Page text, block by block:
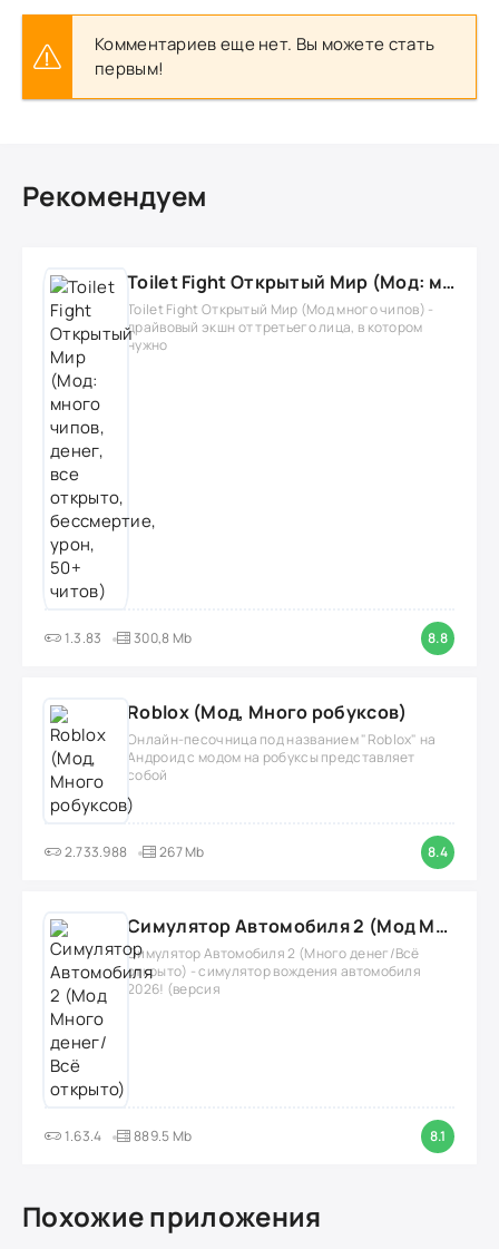
Комментариев еще нет. Вы можете стать
первым!
Рекомендуем
Toilet Fight Открытый Мир (Мод: много чипов, денег, все открыто, бессмертие, урон, 50+ читов)
Toilet Fight Открытый Мир (Мод много чипов) -
драйвовый экшн от третьего лица, в котором
нужно
1.3.83 300,8 Mb 8.8
Roblox (Мод, Много робуксов)
Онлайн-песочница под названием "Roblox" на
Андроид с модом на робуксы представляет
собой
2.733.988 267 Mb 8.4
Симулятор Автомобиля 2 (Мод Много денег/Всё открыто)
Симулятор Автомобиля 2 (Много денег/Всё
открыто) - симулятор вождения автомобиля
2026! (версия
1.63.4 889.5 Mb 8.1
Похожие приложения